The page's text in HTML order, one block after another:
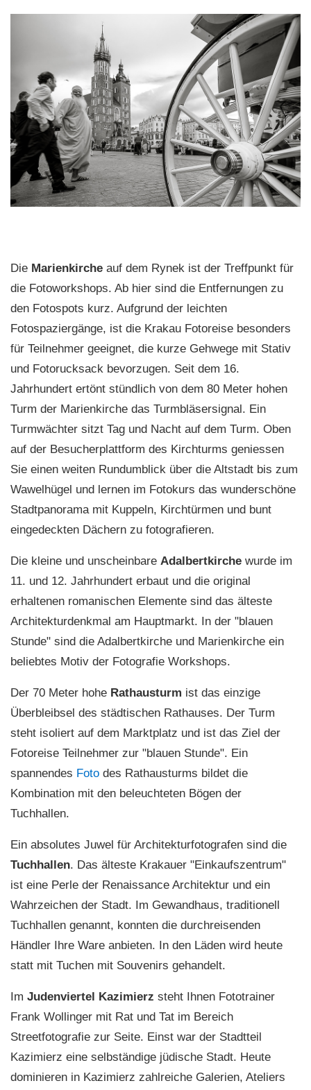
Die Marienkirche auf dem Rynek ist der Treffpunkt für
die Fotoworkshops. Ab hier sind die Entfernungen zu
den Fotospots kurz. Aufgrund der leichten
Fotospaziergänge, ist die Krakau Fotoreise besonders
für Teilnehmer geeignet, die kurze Gehwege mit Stativ
und Fotorucksack bevorzugen. Seit dem 16.
Jahrhundert ertönt stündlich von dem 80 Meter hohen
Turm der Marienkirche das Turmbläsersignal. Ein
Turmwächter sitzt Tag und Nacht auf dem Turm. Oben
auf der Besucherplattform des Kirchturms geniessen
Sie einen weiten Rundumblick über die Altstadt bis zum
Wawelhügel und lernen im Fotokurs das wunderschöne
Stadtpanorama mit Kuppeln, Kirchtürmen und bunt
eingedeckten Dächern zu fotografieren.
Die kleine und unscheinbare Adalbertkirche wurde im
11. und 12. Jahrhundert erbaut und die original
erhaltenen romanischen Elemente sind das älteste
Architekturdenkmal am Hauptmarkt. In der "blauen
Stunde" sind die Adalbertkirche und Marienkirche ein
beliebtes Motiv der Fotografie Workshops.
Der 70 Meter hohe Rathausturm ist das einzige
Überbleibsel des städtischen Rathauses. Der Turm
steht isoliert auf dem Marktplatz und ist das Ziel der
Fotoreise Teilnehmer zur "blauen Stunde". Ein
spannendes Foto des Rathausturms bildet die
Kombination mit den beleuchteten Bögen der
Tuchhallen.
Ein absolutes Juwel für Architekturfotografen sind die
Tuchhallen. Das älteste Krakauer "Einkaufszentrum"
ist eine Perle der Renaissance Architektur und ein
Wahrzeichen der Stadt. Im Gewandhaus, traditionell
Tuchhallen genannt, konnten die durchreisenden
Händler Ihre Ware anbieten. In den Läden wird heute
statt mit Tuchen mit Souvenirs gehandelt.
Im Judenviertel Kazimierz steht Ihnen Fototrainer
Frank Wollinger mit Rat und Tat im Bereich
Streetfotografie zur Seite. Einst war der Stadtteil
Kazimierz eine selbständige jüdische Stadt. Heute
dominieren in Kazimierz zahlreiche Galerien, Ateliers